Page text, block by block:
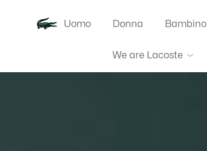
Uomo Donna Bambino
We are Lacoste